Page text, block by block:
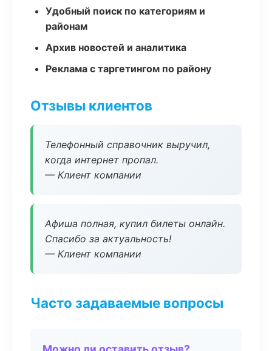
Удобный поиск по категориям и
районам
Архив новостей и аналитика
Реклама с таргетингом по району
Отзывы клиентов
Телефонный справочник выручил,
когда интернет пропал.
— Клиент компании
Афиша полная, купил билеты онлайн.
Спасибо за актуальность!
— Клиент компании
Часто задаваемые вопросы